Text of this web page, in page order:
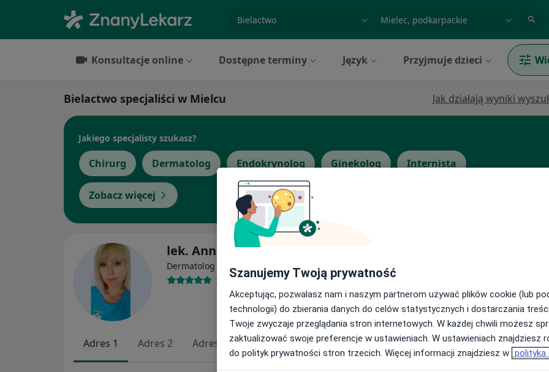
Konsultacje online Dostępne terminy Język Przyjmuje dzieci
Bielactwo specjaliści w Mielcu Jak działają wyniki
Jakiego specjalisty szukasz?
Chirurg Dermatolog Endokrynolog Ginekolog Internista
Zobacz więcej
lek. Anna Szymczyk
Dermatolog Więcej
76 opinii
Adres 1 Adres 2 Adres 3
Umawianie online nie jest dostępne
Poproś o wizytę
Szanujemy Twoją prywatność
Akceptując, pozwalasz nam i naszym partnerom używać plików cookie (lub
technologii) do zbierania danych do celów statystycznych i dostarczania
Twoje zwyczaje przeglądania stron internetowych. W każdej chwili możesz
zaktualizować swoje preferencje w ustawieniach. W ustawieniach znajdziesz
do polityk prywatności stron trzecich. Więcej informacji znajdziesz w polityka